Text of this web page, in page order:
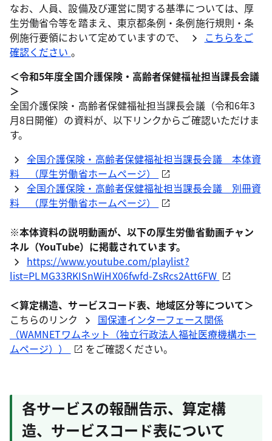
なお、人員、設備及び運営に関する基準については、厚
生労働省令等を踏まえ、東京都条例・条例施行規則・条
例施行要領において定めていますので、
こちらをご
確認ください 。
＜令和5年度全国介護保険・高齢者保健福祉担当課長会議
＞
全国介護保険・高齢者保健福祉担当課長会議（令和6年3
月8日開催）の資料が、以下リンクからご確認いただけま
す。
全国介護保険・高齢者保健福祉担当課長会議 本体資
料 （厚生労働省ホームページ）
全国介護保険・高齢者保健福祉担当課長会議 別冊資
料 （厚生労働省ホームページ）
※本体資料の説明動画が、以下の厚生労働省動画チャン
ネル（YouTube）に掲載されています。
https://www.youtube.com/playlist?
list=PLMG33RKISnWiHX06fwfd-ZsRcs2Att6FW
＜算定構造、サービスコード表、地域区分等について＞
こちらのリンク
国保連インターフェース関係
（WAMNETワムネット（独立行政法人福祉医療機構ホー
ムページ））
をご確認ください。
各サービスの報酬告示、算定構
造、サービスコード表について